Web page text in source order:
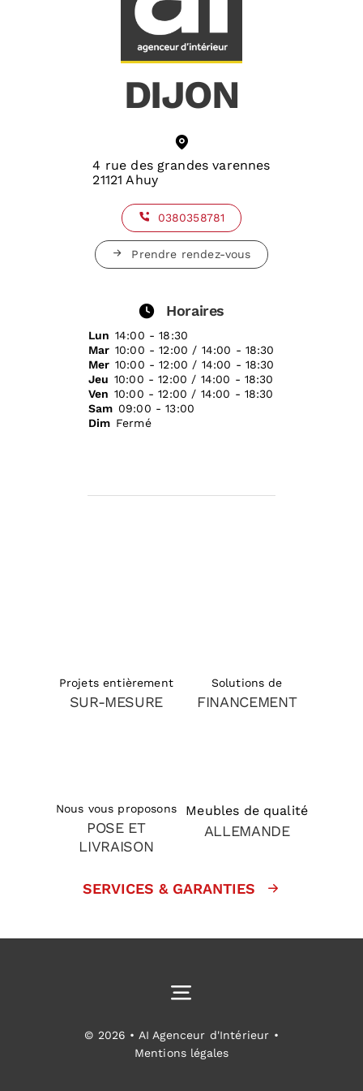
DIJON
4 rue des grandes varennes
21121 Ahuy
0380358781
Prendre rendez-vous
Horaires
Lun 14:00 - 18:30
Mar 10:00 - 12:00 / 14:00 - 18:30
Mer 10:00 - 12:00 / 14:00 - 18:30
Jeu 10:00 - 12:00 / 14:00 - 18:30
Ven 10:00 - 12:00 / 14:00 - 18:30
Sam 09:00 - 13:00
Dim Fermé
Projets entièrement
SUR-MESURE
Solutions de
FINANCEMENT
Nous vous proposons
POSE ET
LIVRAISON
Meubles de qualité
ALLEMANDE
SERVICES & GARANTIES
Toggle
Navigation
Cuisines équipées
© 2026 • AI Agenceur d'Intérieur •
Mentions légales